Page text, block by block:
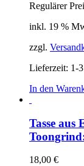
Regulärer
inkl. 19 %
zzgl.
Lieferzeit: 1-
In den
Tasse
18,00 €